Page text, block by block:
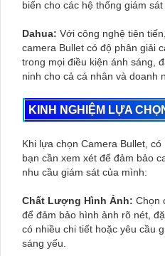
biến cho các hệ thống giám sát
Dahua: Với công nghệ tiên
camera Bullet có độ phân giải
trong mọi điều kiện ánh sáng,
ninh cho cả cá nhân và doanh
KINH NGHIỆM LỰA
Khi lựa chọn Camera Bullet,
bạn cần xem xét để đảm bảo
nhu cầu giám sát của mình:
Chất Lượng Hình Ảnh: Chọn
để đảm bảo hình ảnh rõ nét,
có nhiều chi tiết hoặc yêu cầu
sáng yếu.